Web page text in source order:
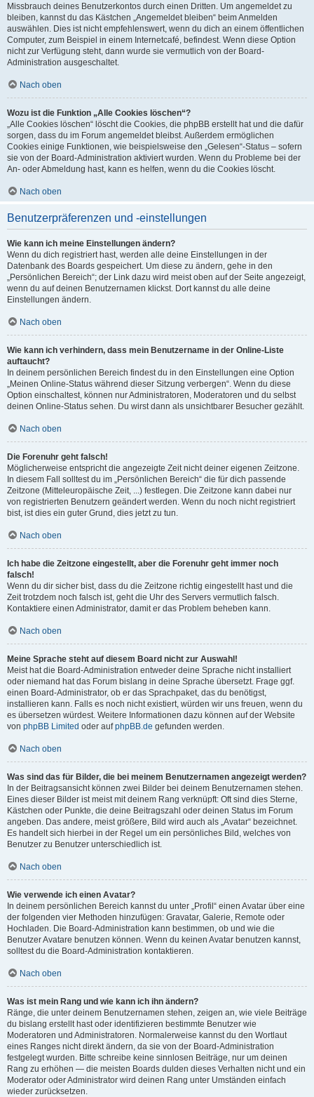
Missbrauch deines Benutzerkontos durch einen Dritten. Um angemeldet zu
bleiben, kannst du das Kästchen „Angemeldet bleiben“ beim Anmelden
auswählen. Dies ist nicht empfehlenswert, wenn du dich an einem öffentlichen
Computer, zum Beispiel in einem Internetcafé, befindest. Wenn diese Option
nicht zur Verfügung steht, dann wurde sie vermutlich von der Board-
Administration ausgeschaltet.
Nach oben
Wozu ist die Funktion „Alle Cookies löschen“?
„Alle Cookies löschen“ löscht die Cookies, die phpBB erstellt hat und die dafür
sorgen, dass du im Forum angemeldet bleibst. Außerdem ermöglichen
Cookies einige Funktionen, wie beispielsweise den „Gelesen“-Status – sofern
sie von der Board-Administration aktiviert wurden. Wenn du Probleme bei der
An- oder Abmeldung hast, kann es helfen, wenn du die Cookies löscht.
Nach oben
Benutzerpräferenzen und -einstellungen
Wie kann ich meine Einstellungen ändern?
Wenn du dich registriert hast, werden alle deine Einstellungen in der
Datenbank des Boards gespeichert. Um diese zu ändern, gehe in den
„Persönlichen Bereich“; der Link dazu wird meist oben auf der Seite angezeigt,
wenn du auf deinen Benutzernamen klickst. Dort kannst du alle deine
Einstellungen ändern.
Nach oben
Wie kann ich verhindern, dass mein Benutzername in der Online-Liste
auftaucht?
In deinem persönlichen Bereich findest du in den Einstellungen eine Option
„Meinen Online-Status während dieser Sitzung verbergen“. Wenn du diese
Option einschaltest, können nur Administratoren, Moderatoren und du selbst
deinen Online-Status sehen. Du wirst dann als unsichtbarer Besucher gezählt.
Nach oben
Die Forenuhr geht falsch!
Möglicherweise entspricht die angezeigte Zeit nicht deiner eigenen Zeitzone.
In diesem Fall solltest du im „Persönlichen Bereich“ die für dich passende
Zeitzone (Mitteleuropäische Zeit, ...) festlegen. Die Zeitzone kann dabei nur
von registrierten Benutzern geändert werden. Wenn du noch nicht registriert
bist, ist dies ein guter Grund, dies jetzt zu tun.
Nach oben
Ich habe die Zeitzone eingestellt, aber die Forenuhr geht immer noch
falsch!
Wenn du dir sicher bist, dass du die Zeitzone richtig eingestellt hast und die
Zeit trotzdem noch falsch ist, geht die Uhr des Servers vermutlich falsch.
Kontaktiere einen Administrator, damit er das Problem beheben kann.
Nach oben
Meine Sprache steht auf diesem Board nicht zur Auswahl!
Meist hat die Board-Administration entweder deine Sprache nicht installiert
oder niemand hat das Forum bislang in deine Sprache übersetzt. Frage ggf.
einen Board-Administrator, ob er das Sprachpaket, das du benötigst,
installieren kann. Falls es noch nicht existiert, würden wir uns freuen, wenn du
es übersetzen würdest. Weitere Informationen dazu können auf der Website
von phpBB Limited oder aufphpBB.de gefunden werden.
Nach oben
Was sind das für Bilder, die bei meinem Benutzernamen angezeigt werden?
In der Beitragsansicht können zwei Bilder bei deinem Benutzernamen stehen.
Eines dieser Bilder ist meist mit deinem Rang verknüpft: Oft sind dies Sterne,
Kästchen oder Punkte, die deine Beitragszahl oder deinen Status im Forum
angeben. Das andere, meist größere, Bild wird auch als „Avatar“ bezeichnet.
Es handelt sich hierbei in der Regel um ein persönliches Bild, welches von
Benutzer zu Benutzer unterschiedlich ist.
Nach oben
Wie verwende ich einen Avatar?
In deinem persönlichen Bereich kannst du unter „Profil“ einen Avatar über eine
der folgenden vier Methoden hinzufügen: Gravatar, Galerie, Remote oder
Hochladen. Die Board-Administration kann bestimmen, ob und wie die
Benutzer Avatare benutzen können. Wenn du keinen Avatar benutzen kannst,
solltest du die Board-Administration kontaktieren.
Nach oben
Was ist mein Rang und wie kann ich ihn ändern?
Ränge, die unter deinem Benutzernamen stehen, zeigen an, wie viele Beiträge
du bislang erstellt hast oder identifizieren bestimmte Benutzer wie
Moderatoren und Administratoren. Normalerweise kannst du den Wortlaut
eines Ranges nicht direkt ändern, da sie von der Board-Administration
festgelegt wurden. Bitte schreibe keine sinnlosen Beiträge, nur um deinen
Rang zu erhöhen — die meisten Boards dulden dieses Verhalten nicht und ein
Moderator oder Administrator wird deinen Rang unter Umständen einfach
wieder zurücksetzen.